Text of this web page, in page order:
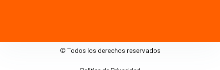
© Todos los derechos reservados